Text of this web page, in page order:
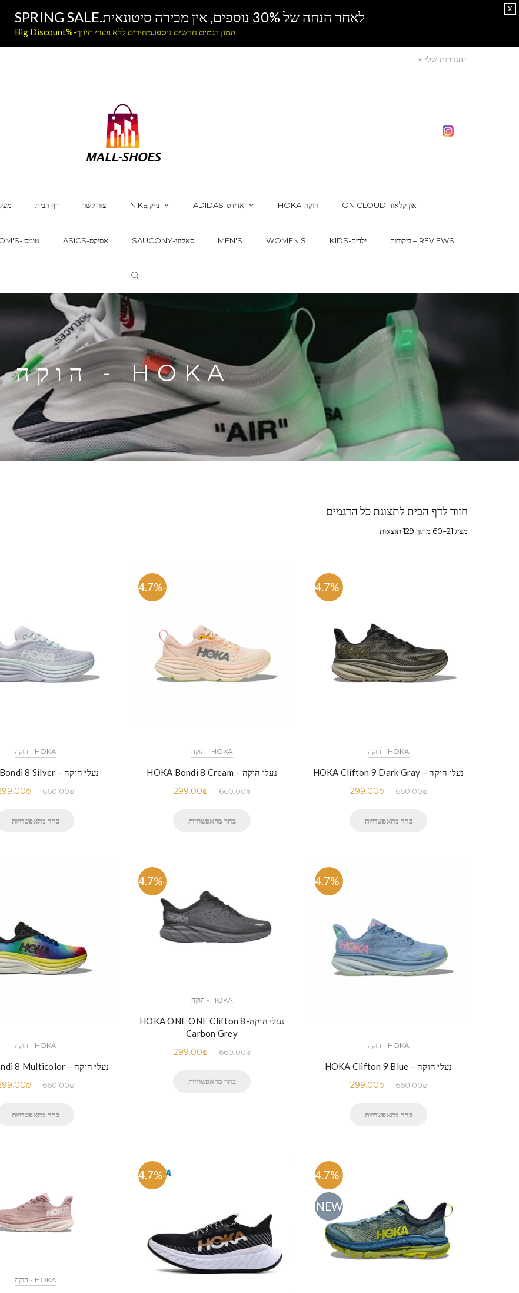
ההגדרות שלי
דף הבית צור קשר NIKE נייק ADIDAS-אדידס HOKA-הוקה ON CLOUD-און קלאוד
TOM'S- טומס ASICS-אסיקס SAUCONY-סאקוני MEN'S WOMEN'S KIDS-ילדים ביקורות – REVIEWS
HOKA - הוקה
חזור לדף הבית לתצוגת כל הדגמים
מציג 21–60 מתוך 129 תוצאות
HOKA - הוקה
נעלי הוקה – HOKA Bondi 8 Silver
660.00₪
₪
בחר מהאפשרויות
-54.7%
HOKA - הוקה
נעלי הוקה – HOKA Bondi 8 Cream
660.00₪
299.00₪
בחר מהאפשרויות
-54.7%
HOKA - הוקה
נעלי הוקה – HOKA Clifton 9 Dark Gray
660.00₪
299.00₪
בחר מהאפשרויות
HOKA - הוקה
נעלי הוקה – HOKA Bondi 8 Multicolor
660.00₪
₪
בחר מהאפשרויות
-54.7%
HOKA - הוקה
נעלי הוקה-HOKA ONE ONE Clifton 8
Carbon Grey
660.00₪
299.00₪
בחר מהאפשרויות
-54.7%
HOKA - הוקה
נעלי הוקה – HOKA Clifton 9 Blue
660.00₪
299.00₪
בחר מהאפשרויות
HOKA - הוקה
-54.7% -54.7%
NEW
לאחר הנחה של 30% נוספים, אין מכירה סיטונאית.SPRING SALE
המון דגמים חדשים נוספו.מחירים ללא פערי תיווך-%Big Discount
x